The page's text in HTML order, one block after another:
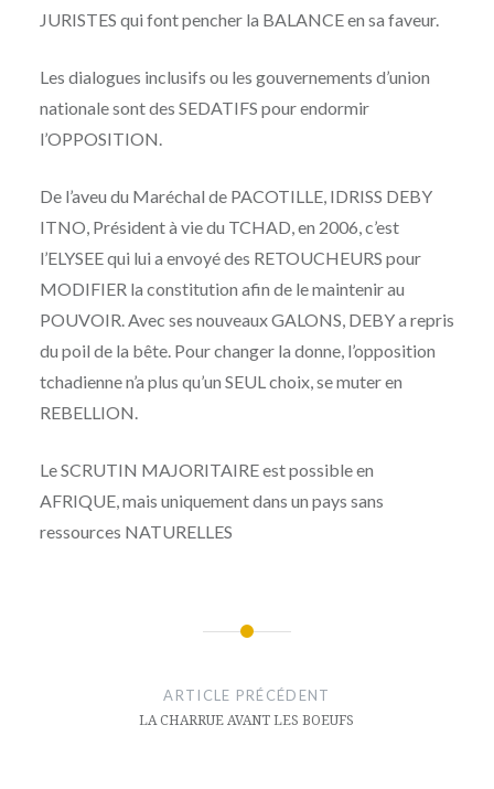
JURISTES qui font pencher la BALANCE en sa faveur.
Les dialogues inclusifs ou les gouvernements d’union
nationale sont des SEDATIFS pour endormir
l’OPPOSITION.
De l’aveu du Maréchal de PACOTILLE, IDRISS DEBY
ITNO, Président à vie du TCHAD, en 2006, c’est
l’ELYSEE qui lui a envoyé des RETOUCHEURS pour
MODIFIER la constitution afin de le maintenir au
POUVOIR. Avec ses nouveaux GALONS, DEBY a repris
du poil de la bête. Pour changer la donne, l’opposition
tchadienne n’a plus qu’un SEUL choix, se muter en
REBELLION.
Le SCRUTIN MAJORITAIRE est possible en
AFRIQUE, mais uniquement dans un pays sans
ressources NATURELLES
ARTICLE PRÉCÉDENT
LA CHARRUE AVANT LES BOEUFS